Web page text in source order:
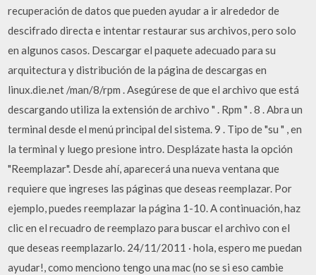
recuperación de datos que pueden ayudar a ir alrededor de
descifrado directa e intentar restaurar sus archivos, pero solo
en algunos casos. Descargar el paquete adecuado para su
arquitectura y distribución de la página de descargas en
linux.die.net /man/8/rpm . Asegúrese de que el archivo que está
descargando utiliza la extensión de archivo " . Rpm " . 8 . Abra un
terminal desde el menú principal del sistema. 9 . Tipo de "su " , en
la terminal y luego presione intro. Desplázate hasta la opción
"Reemplazar". Desde ahí, aparecerá una nueva ventana que
requiere que ingreses las páginas que deseas reemplazar. Por
ejemplo, puedes reemplazar la página 1-10. A continuación, haz
clic en el recuadro de reemplazo para buscar el archivo con el
que deseas reemplazarlo. 24/11/2011 · hola, espero me puedan
ayudar!, como menciono tengo una mac (no se si eso cambie